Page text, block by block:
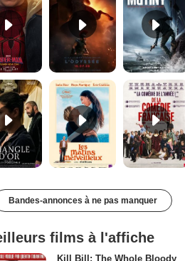
Les Matins merveilleux Bande-annonce VF De la Comédie-Française Teaser VF
Bandes-annonces à ne pas manquer
films à l'affiche
Kill Bill: The Whole Bloody